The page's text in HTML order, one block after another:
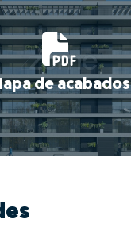
de acabados